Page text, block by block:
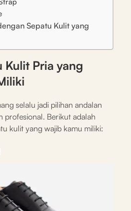
Sepatu Kulit yang
Kulit Pria yang
selalu jadi pilihan andalan
profesional. Berikut adalah
kulit yang wajib kamu miliki: